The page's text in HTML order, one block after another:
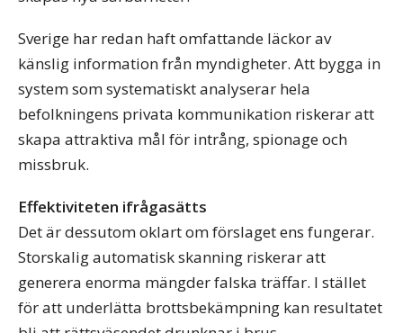
Sverige har redan haft omfattande läckor av
känslig information från myndigheter. Att bygga in
system som systematiskt analyserar hela
befolkningens privata kommunikation riskerar att
skapa attraktiva mål för intrång, spionage och
missbruk.
Effektiviteten ifrågasätts
Det är dessutom oklart om förslaget ens fungerar.
Storskalig automatisk skanning riskerar att
generera enorma mängder falska träffar. I stället
för att underlätta brottsbekämpning kan resultatet